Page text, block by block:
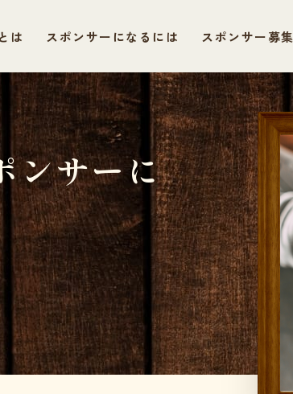
は スポンサーになるには スポンサー募
ンサーに